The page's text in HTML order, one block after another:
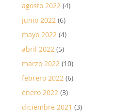
agosto 2022 (4)
junio 2022 (6)
mayo 2022 (4)
abril 2022 (5)
marzo 2022 (10)
febrero 2022 (6)
enero 2022 (3)
diciembre 2021 (3)